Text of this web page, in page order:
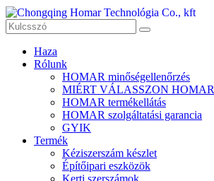
Haza
Rólunk
HOMAR minőségellenőrzés
MIÉRT VÁLASSZON HOMAR
HOMAR termékellátás
HOMAR szolgáltatási garancia
GYIK
Termék
Kéziszerszám készlet
Építőipari eszközök